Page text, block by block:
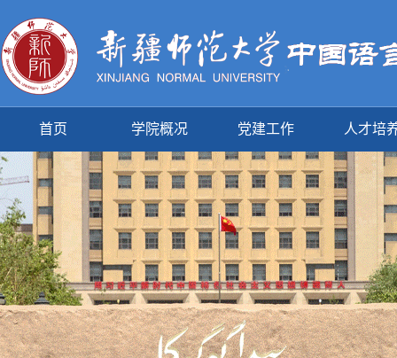
首页 学院概况 党建工作 人才培